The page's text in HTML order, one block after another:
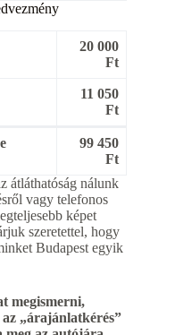
20 000
Ft
11 050
Ft
99 450
Ft
átláthatóság nálunk
vagy telefonos
képet
szeretettel, hogy
Budapest egyik
megismerni,
„árajánlatkérés”